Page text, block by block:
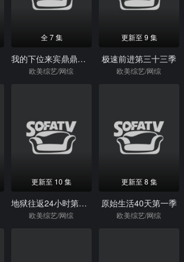
全 7 集
我的下位来宾鼎鼎大名第一季
欧美综艺/网综
更新至 9 集
极速前进第三十三季
欧美综艺/网综
更新至 10 集
地狱往返24小时第二季
欧美综艺/网综
更新至 8 集
原始生活40天第一季
欧美综艺/网综